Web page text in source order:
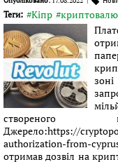
Теги: #Кіпр
Джерело:https://
authorization-from-
отримав дозвіл на